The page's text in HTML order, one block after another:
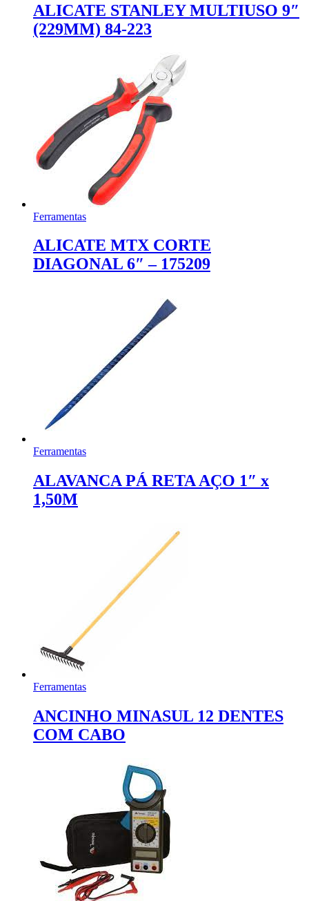
ALICATE STANLEY MULTIUSO 9″
(229MM) 84-223
Ferramentas
ALICATE MTX CORTE
DIAGONAL 6″ – 175209
Ferramentas
ALAVANCA PÁ RETA AÇO 1″ x
1,50M
Ferramentas
ANCINHO MINASUL 12 DENTES
COM CABO